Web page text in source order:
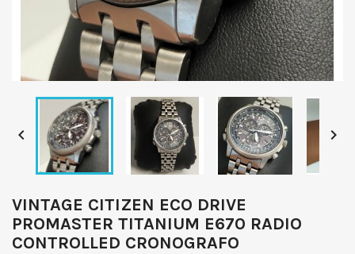
 
VINTAGE CITIZEN ECO DRIVE
PROMASTER TITANIUM E670 RADIO
CONTROLLED CRONOGRAFO